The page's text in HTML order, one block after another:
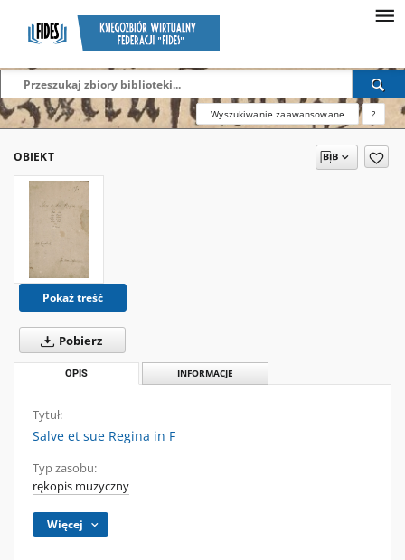
Wyszukiwanie zaawansowane ?
OBIEKT
Pokaż treść
Pobierz
OPIS INFORMACJE
Tytuł:
Salve et sue Regina in F
Typ zasobu:
rękopis muzyczny
Więcej